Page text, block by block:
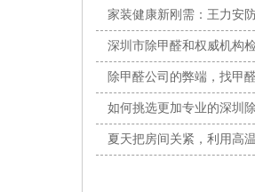
家装健康新刚需：王力安
全闭
深圳市除甲醛和权威机构
除甲醛公司的弊端，找甲
素？
如何挑选更加专业的深圳
夏天把房间关紧，利用高